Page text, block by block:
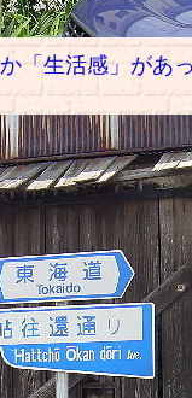
「生活感」があ